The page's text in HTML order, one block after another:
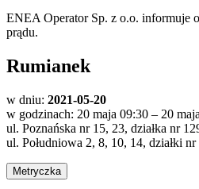
ENEA Operator Sp. z o.o. informuje
prądu.
Rumianek
w dniu: 2021-05-20
w godzinach: 20 maja 09:30 – 20
ul. Poznańska nr 15, 23, działka nr
ul. Południowa 2, 8, 10, 14, działki
Metryczka